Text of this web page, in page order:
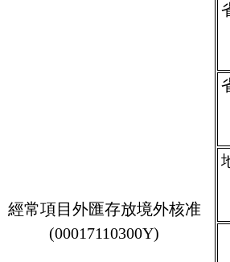
經常項目外匯存放境外核准
(00017110300Y)